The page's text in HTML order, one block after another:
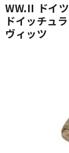
WW.II ドイ
ドイッチュ
ヴィッツ